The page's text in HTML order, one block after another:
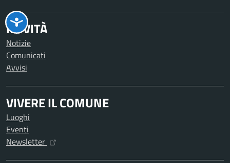
NOVITÀ
Notizie
Comunicati
Avvisi
VIVERE IL COMUNE
Luoghi
Eventi
Newsletter